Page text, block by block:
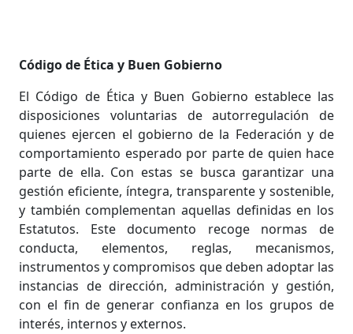
Código de Ética y Buen Gobierno
El Código de Ética y Buen Gobierno establece las
disposiciones voluntarias de autorregulación de
quienes ejercen el gobierno de la Federación y de
comportamiento esperado por parte de quien hace
parte de ella. Con estas se busca garantizar una
gestión eficiente, íntegra, transparente y sostenible,
y también complementan aquellas definidas en los
Estatutos. Este documento recoge normas de
conducta, elementos, reglas, mecanismos,
instrumentos y compromisos que deben adoptar las
instancias de dirección, administración y gestión,
con el fin de generar confianza en los grupos de
interés, internos y externos.